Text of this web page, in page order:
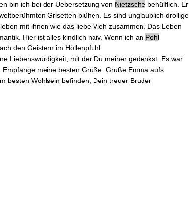
bin ich bei der Uebersetzung von Nietzschebehülflich. Er
Grisetten blühen. Es sind unglaublich drollige
leben mit ihnen wie das liebe Vieh zusammen. Das Leben
Hier ist alles kindlich naiv. Wenn ich an Pohl
den Geistern im Höllenpfuhl.
Liebenswürdigkeit, mit der Du meiner gedenkst. Es war
meine besten Grüße. Grüße Emma aufs
besten Wohlsein befinden, Dein treuer Bruder